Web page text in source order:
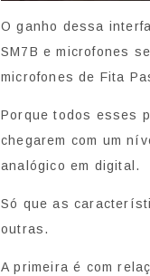
O ganho dessa
SM7B e microfones
microfones de Fita
Porque todos esses
chegarem com um
analógico em digital.
Só que as
outras.
A primeira é com